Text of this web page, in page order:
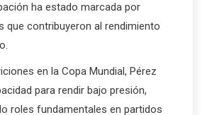
ha estado marcada por
que contribuyeron al rendimiento
en la Copa Mundial, Pérez
para rendir bajo presión,
roles fundamentales en partidos